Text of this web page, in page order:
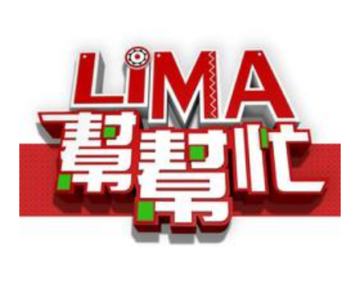
男、
女